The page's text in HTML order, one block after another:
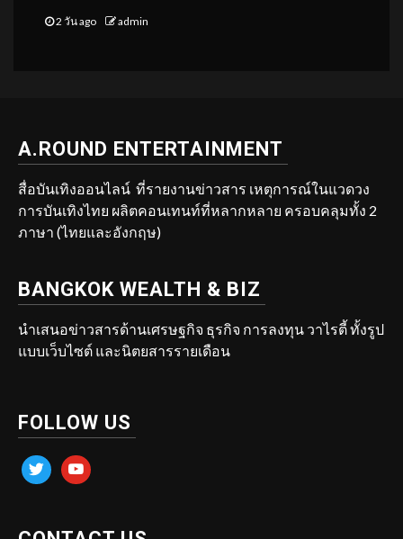
2 วัน ago admin
A.ROUND ENTERTAINMENT
สื่อบันเทิงออนไลน์ ที่รายงานข่าวสาร เหตุการณ์ในแวดวง
การบันเทิงไทย ผลิตคอนเทนท์ที่หลากหลาย ครอบคลุมทั้ง 2
ภาษา (ไทยและอังกฤษ)
BANGKOK WEALTH & BIZ
นำเสนอข่าวสารด้านเศรษฐกิจ ธุรกิจ การลงทุน วาไรตี้ ทั้งรูป
แบบเว็บไซต์ และนิตยสารรายเดือน
FOLLOW US
twitter youtube